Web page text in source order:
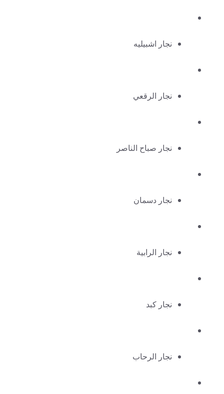
نجار اشبيليه
نجار الرقعي
نجار صباح الناصر
نجار دسمان
نجار الرابية
نجار كبد
نجار الرحاب